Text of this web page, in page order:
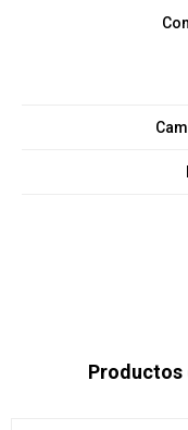
Productos